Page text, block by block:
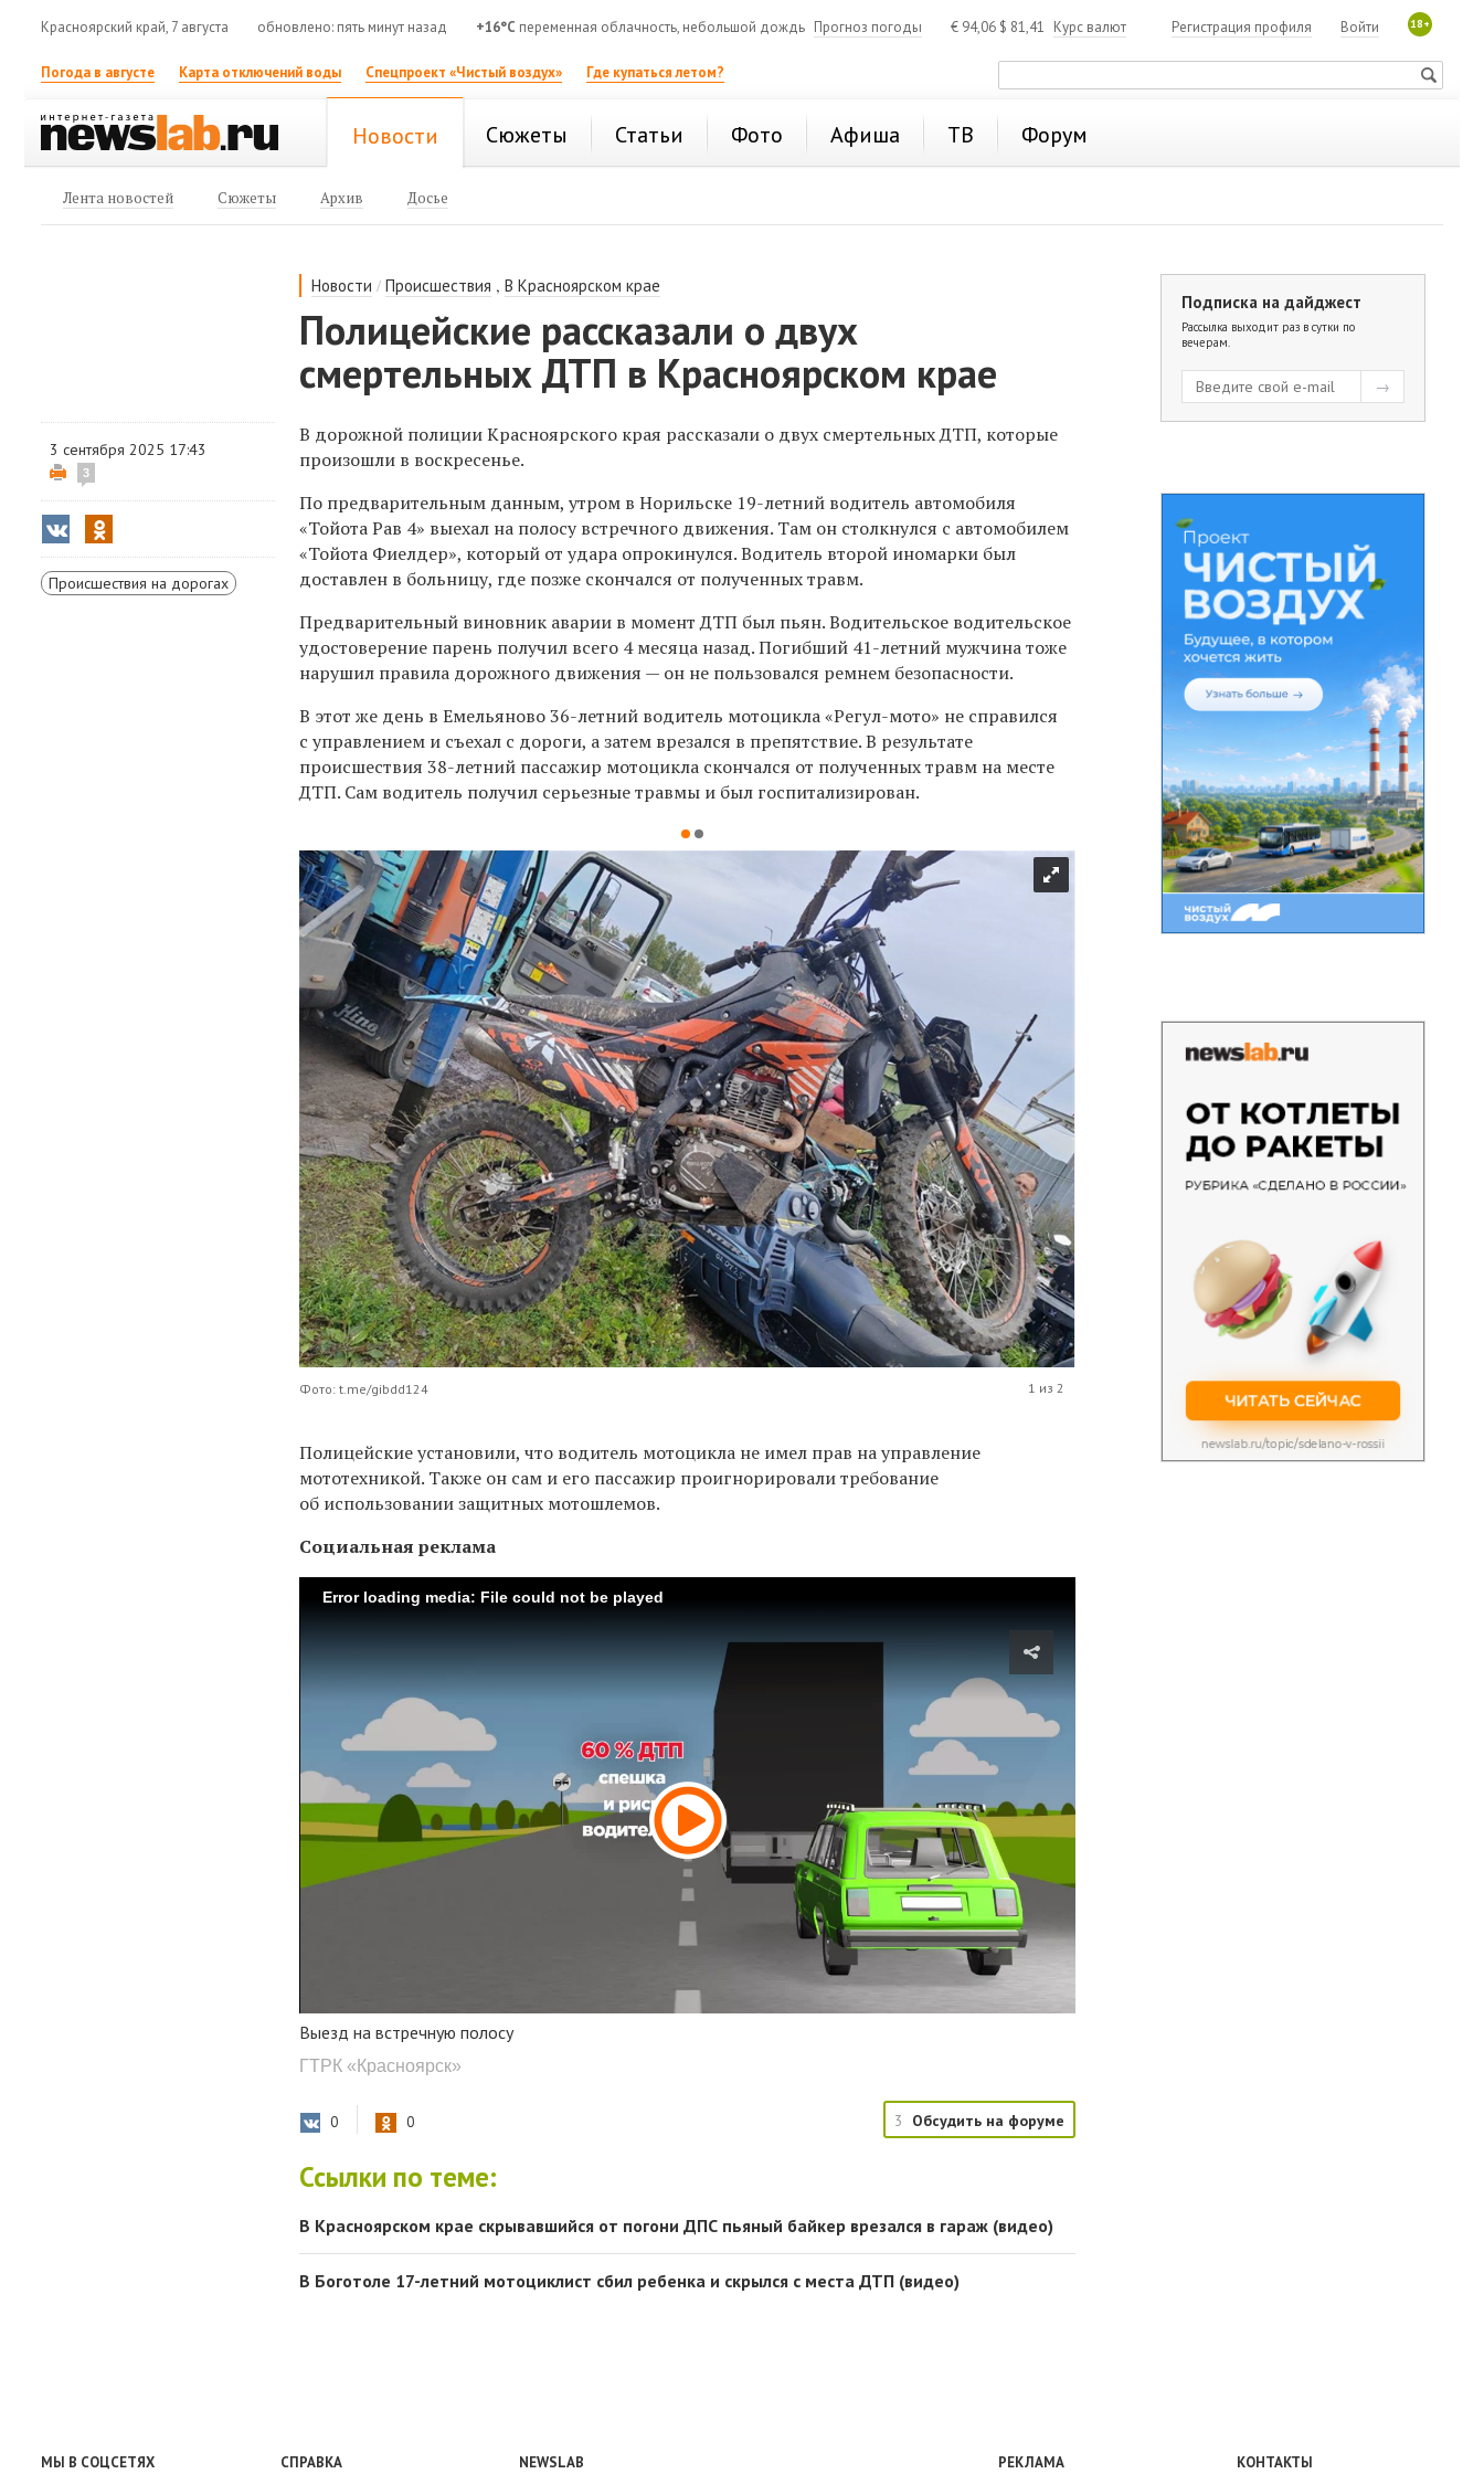
Красноярский край, 7 августа обновлено: пять минут назад +16°C переменная облачность, небольшой дождь Прогноз погоды € 94,06 $ 81,41 Курс валют 18+
Войти
Регистрация профиля
Погода в августе Карта отключений воды Спецпроект «Чистый воздух» Где купаться летом?
Новости Сюжеты Статьи Фото Афиша ТВ Форум
Лента новостей Сюжеты Архив Досье
Новости /Происшествия ,В Красноярском крае
Полицейские рассказали о двух
смертельных ДТП в Красноярском крае
3 сентября 2025 17:43
3
Происшествия на дорогах
В дорожной полиции Красноярского края рассказали о двух смертельных ДТП, которые
произошли в воскресенье.
По предварительным данным, утром в Норильске 19-летний водитель автомобиля
«Тойота Рав 4» выехал на полосу встречного движения. Там он столкнулся с автомобилем
«Тойота Фиелдер», который от удара опрокинулся. Водитель второй иномарки был
доставлен в больницу, где позже скончался от полученных травм.
Предварительный виновник аварии в момент ДТП был пьян. Водительское водительское
удостоверение парень получил всего 4 месяца назад. Погибший 41-летний мужчина тоже
нарушил правила дорожного движения — он не пользовался ремнем безопасности.
В этот же день в Емельяново 36-летний водитель мотоцикла «Регул-мото» не справился
с управлением и съехал с дороги, а затем врезался в препятствие. В результате
происшествия 38-летний пассажир мотоцикла скончался от полученных травм на месте
ДТП. Сам водитель получил серьезные травмы и был госпитализирован.
Фото: t.me/gibdd124 1 из 2
Полицейские установили, что водитель мотоцикла не имел прав на управление
мототехникой. Также он сам и его пассажир проигнорировали требование
об использовании защитных мотошлемов.
Социальная реклама
Error loading media: File could not be played
Выезд на встречную полосу
ГТРК «Красноярск»
0 0 3 Обсудить на форуме
Ссылки по теме:
В Красноярском крае скрывавшийся от погони ДПС пьяный байкер врезался в гараж (видео)
В Боготоле 17-летний мотоциклист сбил ребенка и скрылся с места ДТП (видео)
Подписка на дайджест
Рассылка выходит раз в сутки по
вечерам.
МЫ В СОЦСЕТЯХ СПРАВКА NEWSLAB РЕКЛАМА КОНТАКТЫ